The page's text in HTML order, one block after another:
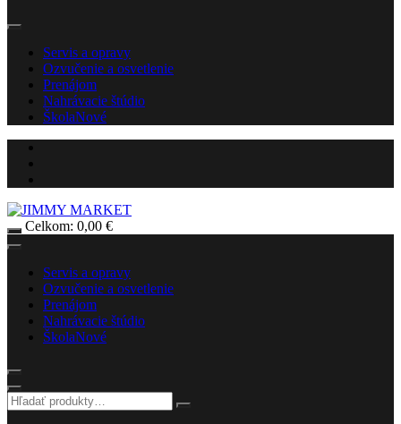
Servis a opravy
Ozvučenie a osvetlenie
Prenájom
Nahrávacie štúdio
ŠkolaNové
Celkom: 0,00 €
Servis a opravy
Ozvučenie a osvetlenie
Prenájom
Nahrávacie štúdio
ŠkolaNové